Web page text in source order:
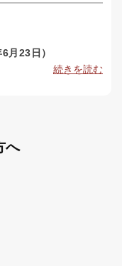
月23日）
続きを読む
へ